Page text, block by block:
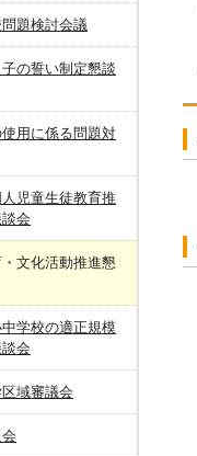
題検討会議
子の誓い制定懇談
用に係る問題対
児童生徒教育推
会
文化活動推進懇
学校の適正規模
会
域審議会